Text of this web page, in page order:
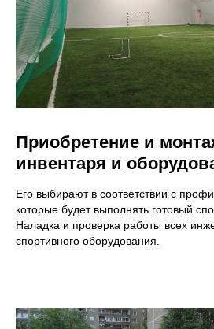
Приобретение и
инвентаря и
Его выбирают в соответствии с
которые будет выполнять готовый
Наладка и проверка работы всех
спортивного оборудования.